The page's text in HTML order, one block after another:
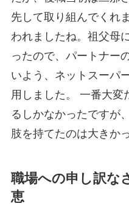
先して取り組んでくれ
われましたね。祖父母
ったので、パートナー
いよう、ネットスーパ
用しました。 一番大変
るしかなかったですが
肢を持てたのは大きか
職場への申し訳な
恵